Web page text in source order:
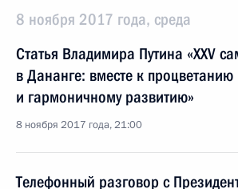
8 ноября 2017 года, среда
Статья Владимира Путина «XXV
в Дананге: вместе к процветанию
и гармоничному развитию»
8 ноября 2017 года, 21:00
Телефонный разговор с